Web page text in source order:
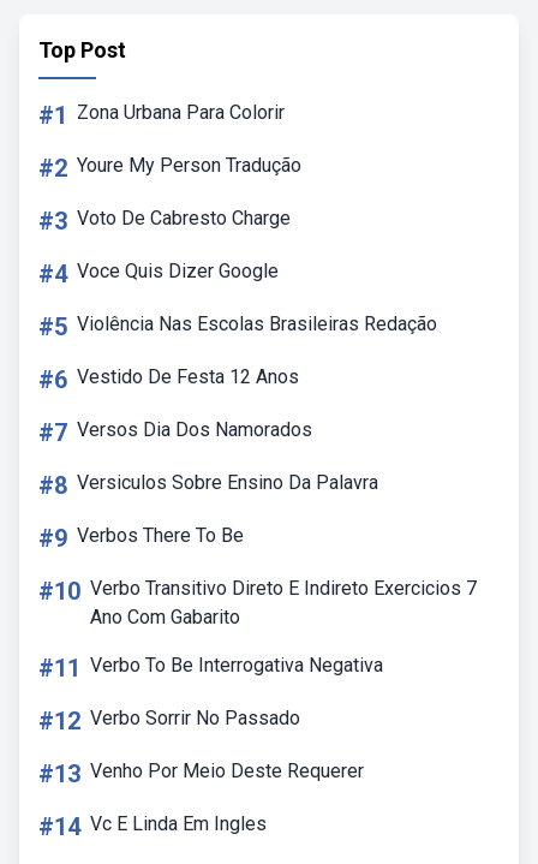
Top Post
#1 Zona Urbana Para Colorir
#2 Youre My Person Tradução
#3 Voto De Cabresto Charge
#4 Voce Quis Dizer Google
#5 Violência Nas Escolas Brasileiras Redação
#6 Vestido De Festa 12 Anos
#7 Versos Dia Dos Namorados
#8 Versiculos Sobre Ensino Da Palavra
#9 Verbos There To Be
#10 Verbo Transitivo Direto E Indireto Exercicios 7
Ano Com Gabarito
#11 Verbo To Be Interrogativa Negativa
#12 Verbo Sorrir No Passado
#13 Venho Por Meio Deste Requerer
#14 Vc E Linda Em Ingles